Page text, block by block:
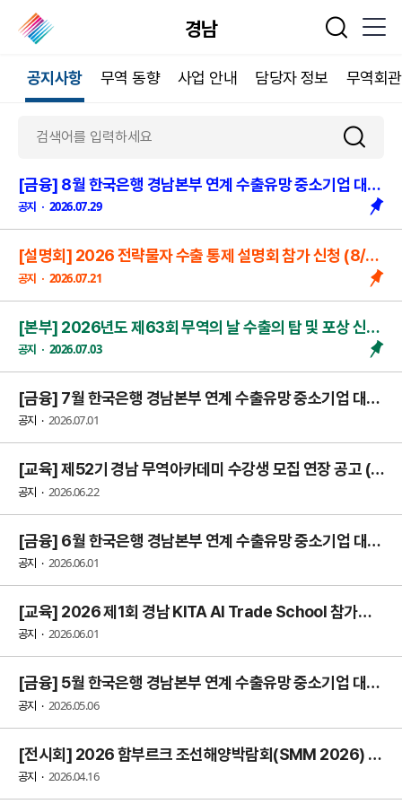
경남 통합검색
공지사항 무역 동향 사업 안내 담당자 정보 무역회관
[금융] 8월 한국은행 경남본부 연계 수출유망 중소기업 대출지원 안내 (~8/21 (금) 신청마감!)
공지 2026.07.29
[설명회] 2026 전략물자 수출 통제 설명회 참가 신청 (8/25 개최, ~8/10 신청 마감!)
공지 2026.07.21
[본부] 2026년도 제63회 무역의 날 수출의 탑 및 포상 신청 안내 (7/20~8/7)
공지 2026.07.03
[금융] 7월 한국은행 경남본부 연계 수출유망 중소기업 대출지원 안내 (~7/24 (금) 신청마감!)
공지 2026.07.01
[교육] 제52기 경남 무역아카데미 수강생 모집 연장 공고 (~7.9 목) - 진주에서 진행
공지 2026.06.22
[금융] 6월 한국은행 경남본부 연계 수출유망 중소기업 대출지원 안내 (~6/19 (금) 신청마감!)
공지 2026.06.01
[교육] 2026 제1회 경남 KITA AI Trade School 참가기업 모집 (~6/4 마감!)
공지 2026.06.01
[금융] 5월 한국은행 경남본부 연계 수출유망 중소기업 대출지원 안내 (~5/22 (금) 신청마감!)
공지 2026.05.06
[전시회] 2026 함부르크 조선해양박람회(SMM 2026) 참가업체 모집 연장 공고 (~4.23 목)
공지
2026.04.16